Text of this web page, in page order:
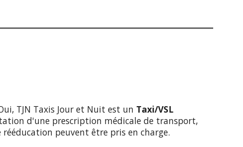
TJN Taxis Jour et Nuit est un Taxi/VSL
d'une prescription médicale de transport,
peuvent être pris en charge.